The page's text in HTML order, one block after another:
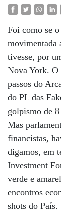
Foi como se o
movimentada
tivesse, por
Nova York. O
passos do
do PL das
golpismo de
Mas
financistas,
digamos, em
Investment
verde e
encontros
shots do País.